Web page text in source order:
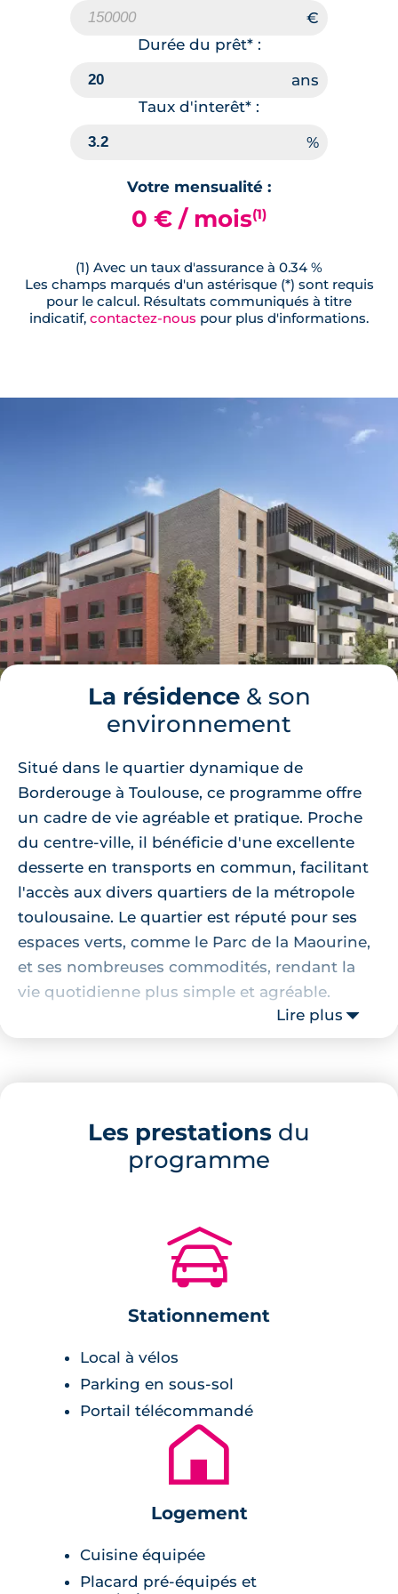
Durée du prêt* :
Taux d'interêt* :
Votre mensualité :
0 € / mois(1)
(1) Avec un taux d'assurance à 0.34 %
Les champs marqués d'un astérisque (*) sont requis
pour le calcul. Résultats communiqués à titre
indicatif, contactez-nous pour plus d'informations.
La résidence& son
environnement
Situé dans le quartier dynamique de
Borderouge à Toulouse, ce programme offre
un cadre de vie agréable et pratique. Proche
du centre-ville, il bénéficie d'une excellente
desserte en transports en commun, facilitant
l'accès aux divers quartiers de la métropole
toulousaine. Le quartier est réputé pour ses
espaces verts, comme le Parc de la Maourine,
et ses nombreuses commodités, rendant la
vie quotidienne plus simple et agréable.
Localisation de la résidence
À proximité immédiate, vous trouverez le Parc
moment de détente ou une balade en nature.
Pour vos courses, l'ALDI est accessible en 10
avec le cinéma Utopia Borderouge à 14
station de métro Trois Cocus, située à 11
connexion rapide au reste de la ville. La future
station Toulouse-Lautrec, sur la prochaine
ligne C du métro, se trouvera à 15 minutes à
Description de la résidence
résidence sénior à Borderouge
distingue par son architecture moderne et
Lire plus
Les prestations du
programme
🚗
Stationnement
Local à vélos
Parking en sous-sol
Portail télécommandé
🏚
Logement
Cuisine équipée
Placard pré-équipés et